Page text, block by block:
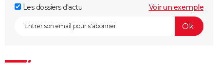
Les dossiers d'actu
Voir un exemple